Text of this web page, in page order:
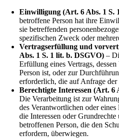
Einwilligung (Art. 6 Abs. 1 S.
betroffene Person hat ihre
sie betreffenden
spezifischen Zweck oder
Vertragserfüllung und
Abs. 1 S. 1 lit. b. DSGVO) –
Erfüllung eines Vertrags,
Person ist, oder zur
erforderlich, die auf Anfrage
Berechtigte Interessen (Art. 6
Die Verarbeitung ist zur
des Verantwortlichen oder
die Interessen oder
betroffenen Person, die den
erfordern, überwiegen.